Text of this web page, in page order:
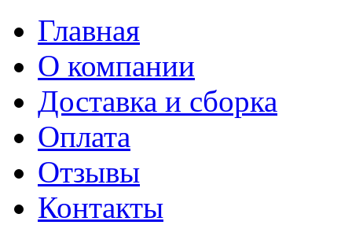
Главная
О компании
Доставка и сборка
Оплата
Отзывы
Контакты